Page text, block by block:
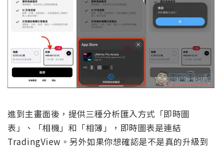
進到主畫面後，提供三種分析匯入方式「即時圖
表」、「相機」和「相簿」，即時圖表是連結
TradingView。另外如果你想確認是不是真的升級到